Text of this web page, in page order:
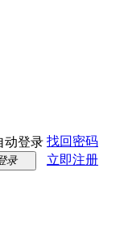
动登录 找回密码
录 立即注册